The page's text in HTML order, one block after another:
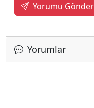
Yorumu Gönder
Yorumlar